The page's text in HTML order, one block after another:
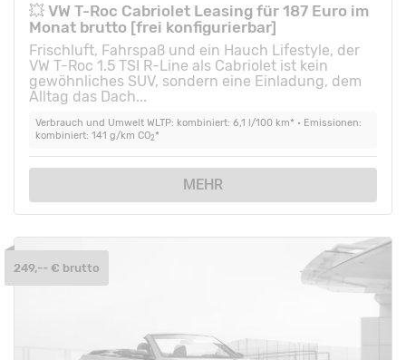
💥 VW T-Roc Cabriolet Leasing für 187 Euro im
Monat brutto [frei konfigurierbar]
Frischluft, Fahrspaß und ein Hauch Lifestyle, der
VW T-Roc 1.5 TSI R-Line als Cabriolet ist kein
gewöhnliches SUV, sondern eine Einladung, dem
Alltag das Dach...
Verbrauch und Umwelt WLTP: kombiniert: 6,1 l/100 km* • Emissionen:
kombiniert: 141 g/km CO2*
MEHR
249,-- € brutto